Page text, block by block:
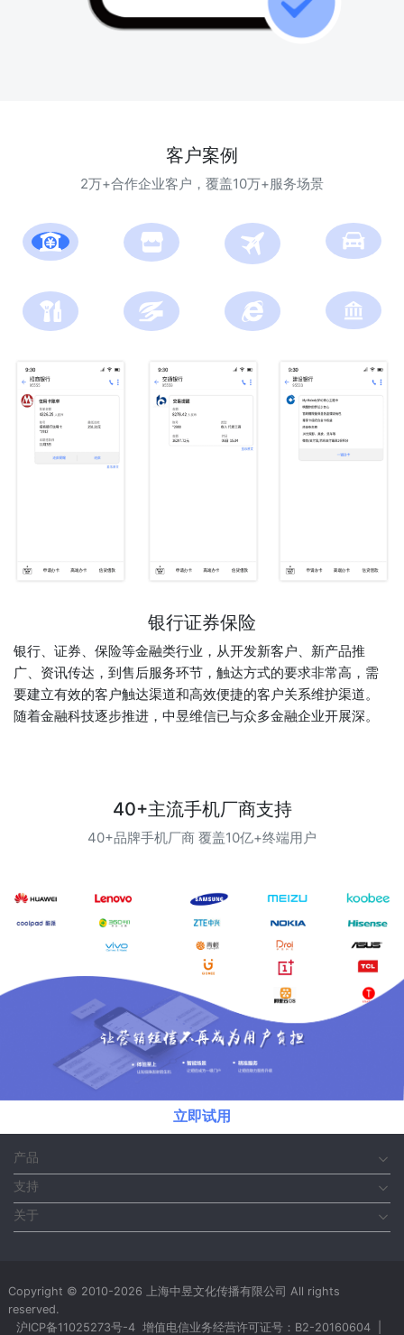
客户案例
2万+合作企业客户，覆盖10万+服务场景
银行证券保险
银行、证券、保险等金融类行业，从开发新客户、新产品推
广、资讯传达，到售后服务环节，触达方式的要求非常高，需
要建立有效的客户触达渠道和高效便捷的客户关系维护渠道。
随着金融科技逐步推进，中昱维信已与众多金融企业开展深。
40+主流手机厂商支持
40+品牌手机厂商 覆盖10亿+终端用户
立即试用
产品
支持
关于
Copyright © 2010-2026 上海中昱文化传播有限公司 All rights
reserved.
沪ICP备11025273号-4 增值电信业务经营许可证号：B2-20160604